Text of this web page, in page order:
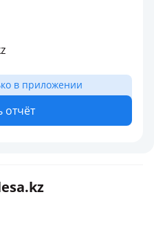
в приложении
отчёт